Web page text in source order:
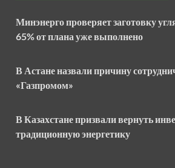
Минэнерго проверяет заготовку
65% от плана уже выполнено
В Астане назвали причину
«Газпромом»
В Казахстане призвали вернуть
традиционную энергетику